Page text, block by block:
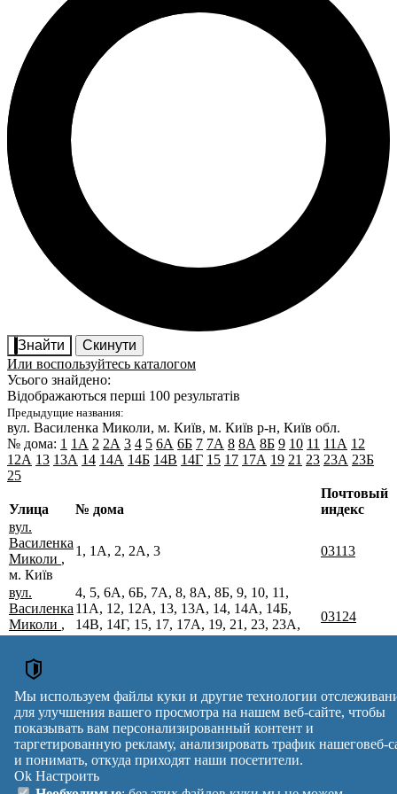
Знайти
Скинути
Или воспользуйтесь каталогом
Усього знайдено:
Відображаються перші 100 результатів
Предыдущие названия:
вул. Василенка Миколи, м. Київ, м. Київ р-н, Київ обл.
№ дома: 1 1А 2 2А 3 4 5 6А 6Б 7 7А 8 8А 8Б 9 10 11 11А 12
12А 13 13А 14 14А 14Б 14В 14Г 15 17 17А 19 21 23 23А 23Б
25
Почтовые индексы Украины. Обновлено : 07-08-2026.
Улица № дома
Почтовый
индекс
вул.
Василенка
Миколи ,
м. Київ
1, 1А, 2, 2А, 3 03113
вул.
Василенка
Миколи ,
м. Київ
4, 5, 6А, 6Б, 7А, 8, 8А, 8Б, 9, 10, 11,
11А, 12, 12А, 13, 13А, 14, 14А, 14Б,
14В, 14Г, 15, 17, 17А, 19, 21, 23, 23А,
23Б, 25
03124
вул.
Василенка
Миколи
м. Київ
Вулиця № будинків
Індекс
reklama
Правила
Политика Обратная
Мы используем файлы куки и другие технологии
для улучшения вашего просмотра на нашем веб-сайте, чтобы
показывать вам персонализированный контент и
таргетированную рекламу, анализировать трафик нашеговеб-
и понимать, откуда приходят наши посетители.
Ok Настроить